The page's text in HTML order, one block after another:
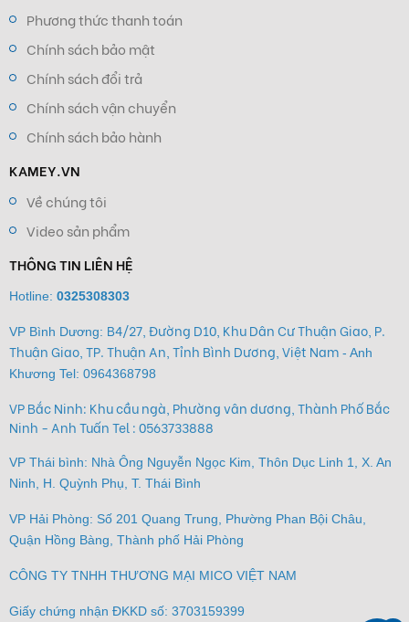
Phương thức thanh toán
Chính sách bảo mật
Chính sách đổi trả
Chính sách vận chuyển
Chính sách bảo hành
KAMEY.VN
Về chúng tôi
Video sản phẩm
THÔNG TIN LIÊN HỆ
Hotline: 0325308303
VP Bình Dương: B4/27, Đường D10, Khu Dân Cư Thuận Giao, P.
Thuận Giao, TP. Thuận An, Tỉnh Bình Dương, Việt Nam - Anh
Khương Tel: 0964368798
VP Bắc Ninh: Khu cầu ngà, Phường vân dương, Thành Phố Bắc
Ninh - Anh Tuấn Tel : 0563733888
VP Thái bình: Nhà Ông Nguyễn Ngọc Kim, Thôn Dục Linh 1, X. An
Ninh, H. Quỳnh Phụ, T. Thái Bình
VP Hải Phòng: Số 201 Quang Trung, Phường Phan Bội Châu,
Quận Hồng Bàng, Thành phố Hải Phòng
CÔNG TY TNHH THƯƠNG MẠI MICO VIỆT NAM
Giấy chứng nhận ĐKKD số: 3703159399